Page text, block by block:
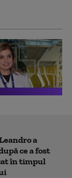
a
ce a fost
în timpul